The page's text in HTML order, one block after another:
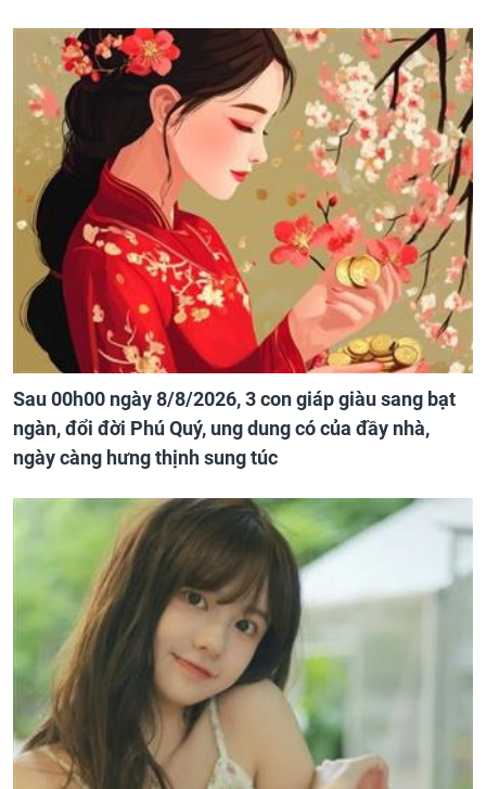
Sau 00h00 ngày 8/8/2026, 3 con giáp giàu sang bạt
ngàn, đổi đời Phú Quý, ung dung có của đầy nhà,
ngày càng hưng thịnh sung túc